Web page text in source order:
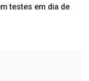
testes em dia de